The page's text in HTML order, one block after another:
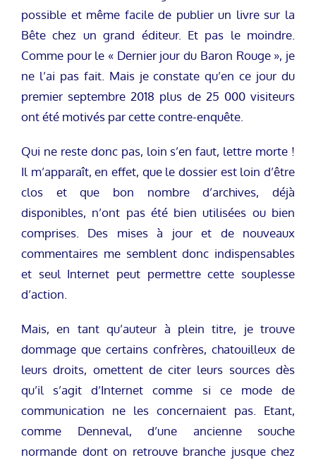
possible et même facile de publier un livre sur la
Bête chez un grand éditeur. Et pas le moindre.
Comme pour le « Dernier jour du Baron Rouge », je
ne l’ai pas fait. Mais je constate qu’en ce jour du
premier septembre 2018 plus de 25 000 visiteurs
ont été motivés par cette contre-enquête.
Qui ne reste donc pas, loin s’en faut, lettre morte !
Il m’apparaît, en effet, que le dossier est loin d’être
clos et que bon nombre d’archives, déjà
disponibles, n’ont pas été bien utilisées ou bien
comprises. Des mises à jour et de nouveaux
commentaires me semblent donc indispensables
et seul Internet peut permettre cette souplesse
d’action.
Mais, en tant qu’auteur à plein titre, je trouve
dommage que certains confrères, chatouilleux de
leurs droits, omettent de citer leurs sources dès
qu’il s’agit d’Internet comme si ce mode de
communication ne les concernaient pas. Etant,
comme Denneval, d’une ancienne souche
normande dont on retrouve branche jusque chez